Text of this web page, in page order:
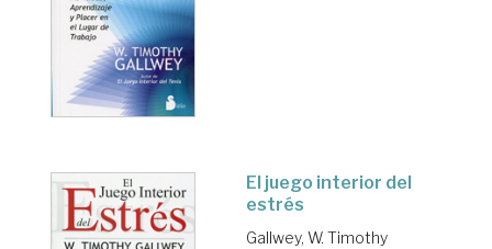
El juego interior del
estrés
Gallwey, W. Timothy